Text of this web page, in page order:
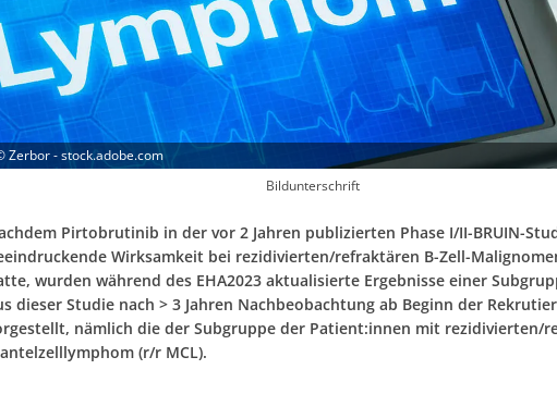
Zerbor - stock.adobe.com
Bildunterschrift
Pirtobrutinib in der vor 2 Jahren publizierten Phase I/II-BRUIN-
Wirksamkeit bei rezidivierten/refraktären B-Zell-
wurden während des EHA2023 aktualisierte Ergebnisse einer
dieser Studie nach > 3 Jahren Nachbeobachtung ab Beginn der
nämlich die der Subgruppe der Patient:innen mit rezidivierten/
(r/r MCL).